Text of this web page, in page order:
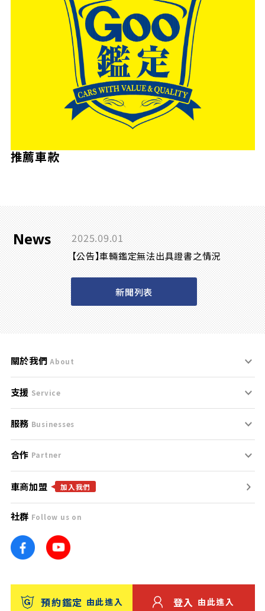
推薦車款
News 2025.09.01
【公告】車輛鑑定無法出具證書之情況
新聞列表
關於我們 About
刊登規範
服務條款
免責聲明
隱私權政策
團隊
車訊網
台灣優良中古車商大獎
支援 Service
支援中心
聯絡我們
服務 Businesses
什麼是Goo鑑定？
找好車
找好店
找海外車
消費者評價
合作 Partner
合作夥伴
廣告合作
車商加盟 加入我們
社群 Follow us on
預約鑑定 由此進入 登入 由此進入